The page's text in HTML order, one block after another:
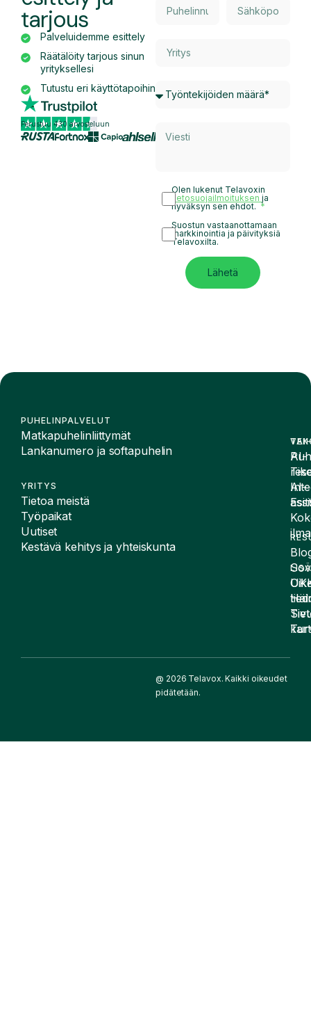
tarjous
Palveluidemme esittely
Räätälöity tarjous sinun
yrityksellesi
Tutustu eri käyttötapoihin
Perustuu 430 arvosteluun
Olen lukenut Telavoxin
tietosuojailmoituksenja
hyväksyn sen ehdot.
Suostun vastaanottamaan
markkinointia ja päivityksiä
Telavoxilta.
Lähetä
PUHELINPALVELUT
Matkapuhelinliittymät
Lankanumero ja softapuhelin
YRITYS
Tietoa meistä
Työpaikat
Uutiset
Kestävä kehitys ja yhteiskunta
AI-
AI-
@ 2026 Telavox. Kaikki oikeudet
pidätetään.